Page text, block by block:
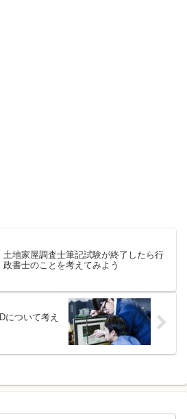
土地家屋調査士筆記試験が終了したら行
政書士のことを考えてみよう
について考え